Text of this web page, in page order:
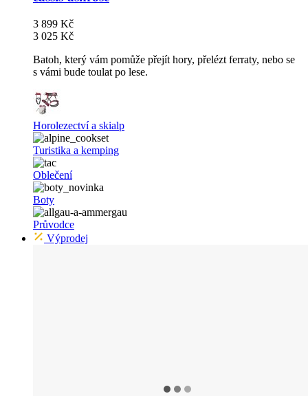
3 899 Kč
3 025 Kč
Batoh, který vám pomůže přejít hory, přelézt ferraty, nebo se
s vámi bude toulat po lese.
Horolezectví a skialp
Turistika a kemping
Oblečení
Boty
Průvodce
Výprodej